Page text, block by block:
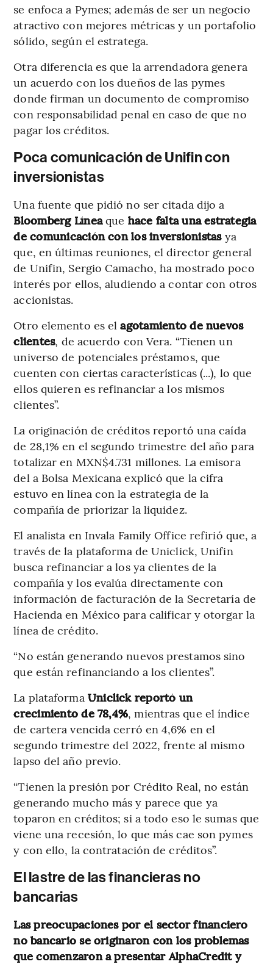
se enfoca a Pymes; además de ser un negocio
atractivo con mejores métricas y un portafolio
sólido, según el estratega.
Otra diferencia es que la arrendadora genera
un acuerdo con los dueños de las pymes
donde firman un documento de compromiso
con responsabilidad penal en caso de que no
pagar los créditos.
Poca comunicación de Unifin con
inversionistas
Una fuente que pidió no ser citada dijo a
Bloomberg Líneaque hace falta una estrategia
de comunicación con los inversionistasya
que, en últimas reuniones, el director general
de Unifin, Sergio Camacho, ha mostrado poco
interés por ellos, aludiendo a contar con otros
accionistas.
Otro elemento es elagotamiento de nuevos
clientes, de acuerdo con Vera. “Tienen un
universo de potenciales préstamos, que
cuenten con ciertas características (...), lo que
ellos quieren es refinanciar a los mismos
clientes”.
La originación de créditos reportó una caída
de 28,1% en el segundo trimestre del año para
totalizar en MXN$4.731 millones. La emisora
del a Bolsa Mexicana explicó que la cifra
estuvo en línea con la estrategia de la
compañía de priorizar la liquidez.
El analista en Invala Family Office refirió que, a
través de la plataforma de Uniclick, Unifin
busca refinanciar a los ya clientes de la
compañía y los evalúa directamente con
información de facturación de la Secretaría de
Hacienda en México para calificar y otorgar la
línea de crédito.
“No están generando nuevos prestamos sino
que están refinanciando a los clientes”.
La plataforma Uniclick reportó un
crecimiento de 78,4%, mientras que el índice
de cartera vencida cerró en 4,6% en el
segundo trimestre del 2022, frente al mismo
lapso del año previo.
“Tienen la presión por Crédito Real, no están
generando mucho más y parece que ya
toparon en créditos; si a todo eso le sumas que
viene una recesión, lo que más cae son pymes
y con ello, la contratación de créditos”.
El lastre de las financieras no
bancarias
Las preocupaciones por el sector financiero
no bancario se originaron con los problemas
que comenzaron a presentar AlphaCredit y